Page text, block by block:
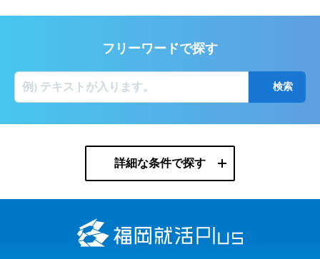
フリーワードで探す
詳細な条件で探す